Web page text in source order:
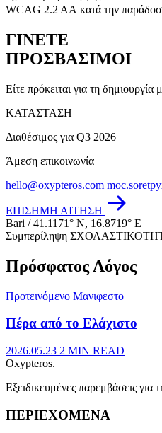
WCAG 2.2 AA κατά την
ΓΙΝΕΤΕ
ΠΡΟΣΒΑΣΙΜΟΙ
Είτε πρόκειται για τη
ΚΑΤΑΣΤΑΣΗ
Διαθέσιμος για Q3 2026
Άμεση επικοινωνία
hello@oxypteros.com
ΕΠΙΣΗΜΗ ΑΙΤΗΣΗ
Bari / 41.1171° N, 16.8719° E
Συμπερίληψη
Πρόσφατος Λόγος
Προτεινόμενο Μανιφεστο
Πέρα από το Ελάχιστο
2026.05.23 2 MIN READ
Oxypteros.
Εξειδικευμένες παρεμβάσεις για
ΠΕΡΙΕΧΟΜΕΝΑ